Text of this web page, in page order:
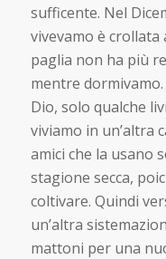
sufficente. Nel
vivevamo è
paglia non ha più
mentre dormivamo.
Dio, solo qualche
viviamo in un’altra
amici che la usano
stagione secca,
coltivare. Quindi
un’altra
mattoni per una